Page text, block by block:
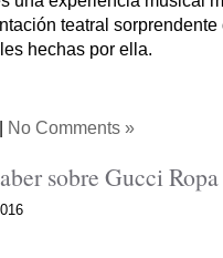
teatral
hechas por ella.
No Comments »
sobre Gucci